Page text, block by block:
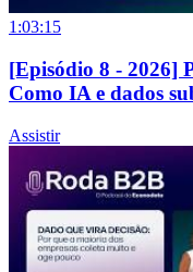
1:03:15
[Episódio 8 - 2026]
Como IA e dados
Assistir